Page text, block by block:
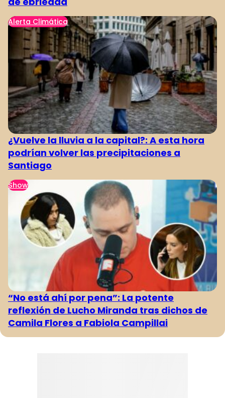
Alerta Climática
¿Vuelve la lluvia a la capital?: A esta hora
podrían volver las precipitaciones a
Santiago
Show
“No está ahí por pena”: La potente
reflexión de Lucho Miranda tras dichos de
Camila Flores a Fabiola Campillai